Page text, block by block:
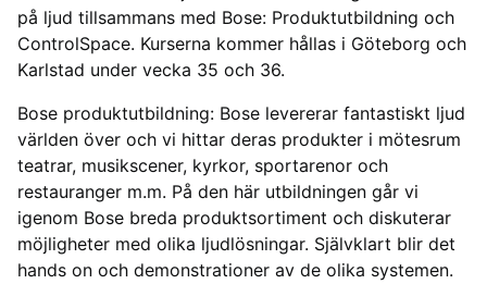
på ljud tillsammans med Bose: Produktutbildning och
ControlSpace. Kurserna kommer hållas i Göteborg och
Karlstad under vecka 35 och 36.
Bose produktutbildning: Bose levererar fantastiskt ljud
världen över och vi hittar deras produkter i mötesrum
teatrar, musikscener, kyrkor, sportarenor och
restauranger m.m. På den här utbildningen går vi
igenom Bose breda produktsortiment och diskuterar
möjligheter med olika ljudlösningar. Självklart blir det
hands on och demonstrationer av de olika systemen.